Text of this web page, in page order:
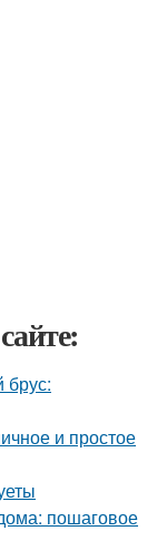
брус:
и простое
пошаговое